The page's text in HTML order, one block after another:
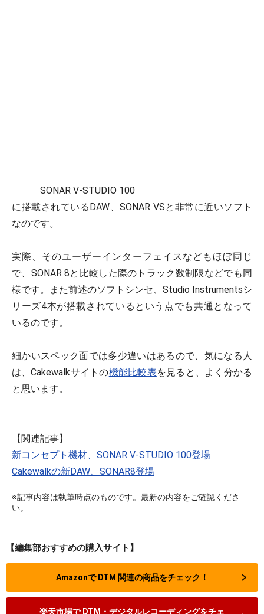
SONAR V-STUDIO 100
に搭載されているDAW、SONAR VSと非常に近いソフト
なのです。
実際、そのユーザーインターフェイスなどもほぼ同じ
で、SONAR 8と比較した際のトラック数制限などでも同
様です。また前述のソフトシンセ、Studio Instrumentsシ
リーズ4本が搭載されているという点でも共通となって
いるのです。
細かいスペック面では多少違いはあるので、気になる人
は、Cakewalkサイトの機能比較表を見ると、よく分かる
と思います。
【関連記事】
新コンセプト機材、SONAR V-STUDIO 100登場
Cakewalkの新DAW、SONAR8登場
※記事内容は執筆時点のものです。最新の内容をご確認くださ
い。
【編集部おすすめの購入サイト】
Amazonで DTM 関連の商品をチェック！
楽天市場で DTM・デジタルレコーディングをチェ